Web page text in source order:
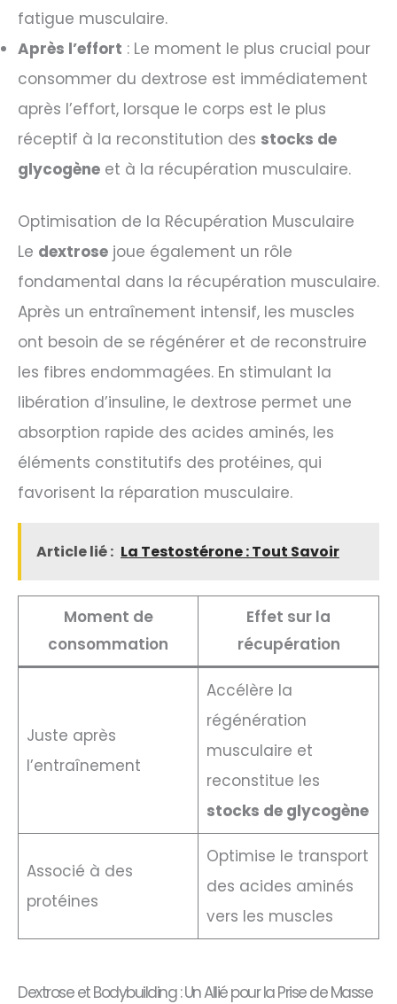
fatigue musculaire.
Après l’effort : Le moment le plus crucial pour
consommer du dextrose est immédiatement
après l’effort, lorsque le corps est le plus
réceptif à la reconstitution des stocks de
glycogène et à la récupération musculaire.
Optimisation de la Récupération Musculaire
Le dextrose joue également un rôle
fondamental dans la récupération musculaire.
Après un entraînement intensif, les muscles
ont besoin de se régénérer et de reconstruire
les fibres endommagées. En stimulant la
libération d’insuline, le dextrose permet une
absorption rapide des acides aminés, les
éléments constitutifs des protéines, qui
favorisent la réparation musculaire.
Article lié : La Testostérone : Tout Savoir
Moment de
consommation
Effet sur la
récupération
Juste après
l’entraînement
Accélère la
régénération
musculaire et
reconstitue les
stocks de glycogène
Associé à des
protéines
Optimise le transport
des acides aminés
vers les muscles
Dextrose et Bodybuilding : Un Allié pour la Prise de Masse